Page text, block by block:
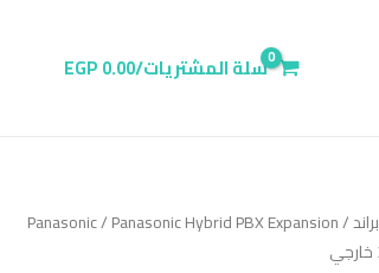
سلة المشتريات/0.00
EGP
براند/
Panasonic/ Panasonic Hybrid PBX Expansion